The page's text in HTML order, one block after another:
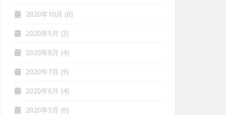
2020年10月 (6)
2020年9月 (3)
2020年8月 (4)
2020年7月 (9)
2020年6月 (4)
2020年5月 (6)